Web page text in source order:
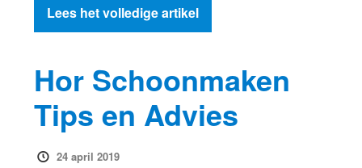
Lees het volledige artikel
Hor Schoonmaken
Tips en Advies
24 april 2019